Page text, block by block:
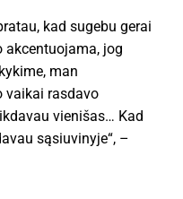
kad sugebu gerai
akcentuojama, jog
man
vaikai rasdavo
vienišas… Kad
sąsiuvinyje“, –